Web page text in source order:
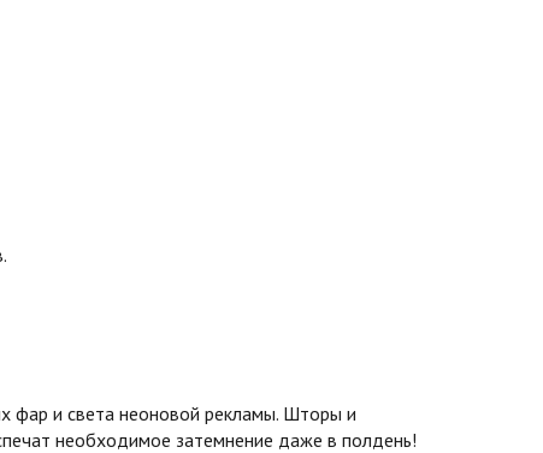
фар и света неоновой рекламы. Шторы и
необходимое затемнение даже в полдень!